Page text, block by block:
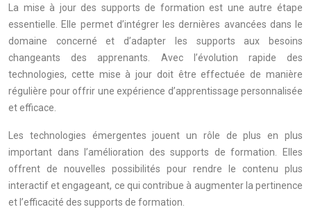
La mise à jour des supports de formation est une autre étape
essentielle. Elle permet d’intégrer les dernières avancées dans le
domaine concerné et d’adapter les supports aux besoins
changeants des apprenants. Avec l’évolution rapide des
technologies, cette mise à jour doit être effectuée de manière
régulière pour offrir une expérience d’apprentissage personnalisée
et efficace.
Les technologies émergentes jouent un rôle de plus en plus
important dans l’amélioration des supports de formation. Elles
offrent de nouvelles possibilités pour rendre le contenu plus
interactif et engageant, ce qui contribue à augmenter la pertinence
et l’efficacité des supports de formation.